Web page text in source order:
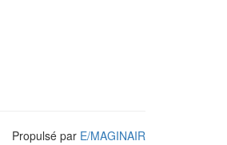
Propulsé par E/MAGINAIR